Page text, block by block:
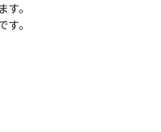
。
。